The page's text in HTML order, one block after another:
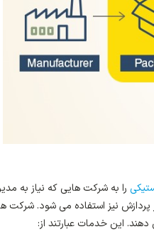
را به شرکت هایی که نیاز به
پردازش نیز استفاده می شود. شرکت